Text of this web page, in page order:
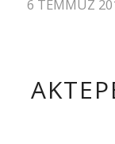
6 TEMMUZ